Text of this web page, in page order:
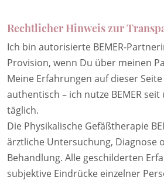
Rechtlicher Hinweis zur
Ich bin autorisierte BEMER-
Provision, wenn Du über meinen
Meine Erfahrungen auf dieser
authentisch – ich nutze BEMER seit
täglich.
Die Physikalische Gefäßtherapie
ärztliche Untersuchung, Diagnose
Behandlung. Alle geschilderten
subjektive Eindrücke einzelner